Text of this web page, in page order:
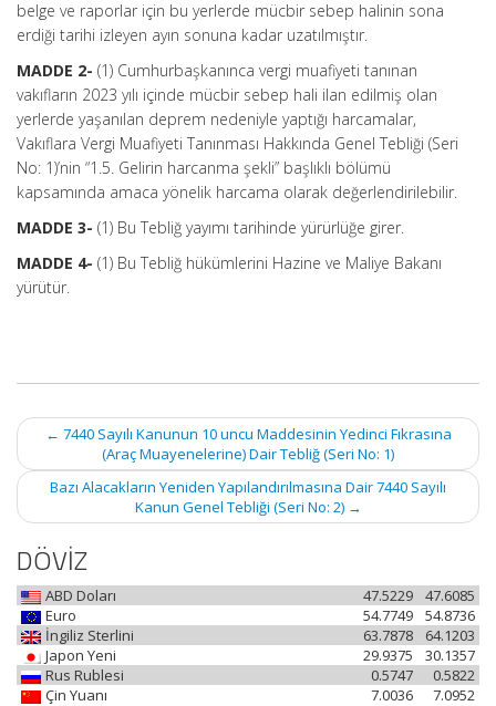
belge ve raporlar için bu yerlerde mücbir sebep halinin sona
erdiği tarihi izleyen ayın sonuna kadar uzatılmıştır.
MADDE 2- (1) Cumhurbaşkanınca vergi muafiyeti tanınan
vakıfların 2023 yılı içinde mücbir sebep hali ilan edilmiş olan
yerlerde yaşanılan deprem nedeniyle yaptığı harcamalar,
Vakıflara Vergi Muafiyeti Tanınması Hakkında Genel Tebliği (Seri
No: 1)’nin “1.5. Gelirin harcanma şekli” başlıklı bölümü
kapsamında amaca yönelik harcama olarak değerlendirilebilir.
MADDE 3- (1) Bu Tebliğ yayımı tarihinde yürürlüğe girer.
MADDE 4- (1) Bu Tebliğ hükümlerini Hazine ve Maliye Bakanı
yürütür.
Post
navigation
← 7440 Sayılı Kanunun 10 uncu Maddesinin Yedinci Fıkrasına
(Araç Muayenelerine) Dair Tebliğ (Seri No: 1)
Bazı Alacakların Yeniden Yapılandırılmasına Dair 7440 Sayılı
Kanun Genel Tebliği (Seri No: 2) →
DÖVİZ
ABD Doları 47.6085
47.5229
Euro
54.8736
54.7749
İngiliz Sterlini
64.1203
63.7878
Japon Yeni
30.1357
29.9375
Rus Rublesi
0.5822
0.5747
Çin Yuanı
7.0952
7.0036